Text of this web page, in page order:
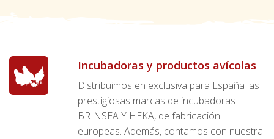
Incubadoras y productos avícolas
Distribuimos en exclusiva para España las
prestigiosas marcas de incubadoras
BRINSEA Y HEKA, de fabricación
europeas. Además, contamos con nuestra